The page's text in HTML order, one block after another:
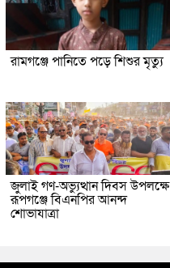
রামগঞ্জে পানিতে পড়ে শিশুর মৃত্যু
জুলাই গণ-অভ্যুত্থান দিবস উপলক্ষে
রূপগঞ্জে বিএনপির আনন্দ
শোভাযাত্রা